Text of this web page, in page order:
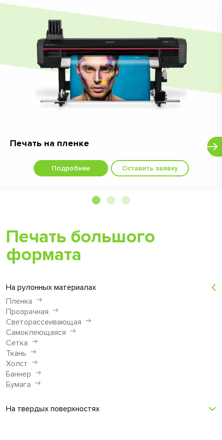
Печать на пленке
Подробнее Оставить заявку
Печать большого
формата
На рулонных материалах
Пленка
Прозрачная
Светорассеивающая
Самоклеющаяся
Сетка
Ткань
Холст
Баннер
Бумага
На твердых поверхностях